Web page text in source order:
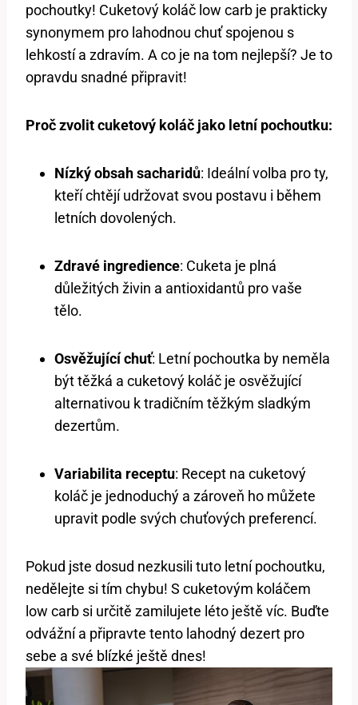
pochoutky! Cuketový koláč low carb je prakticky⁤
synonymem pro lahodnou chuť spojenou s
lehkostí⁣ a zdravím. A co je na tom nejlepší? Je to
opravdu snadné připravit!
Proč zvolit cuketový koláč jako letní pochoutku:
Nízký obsah sacharidů: Ideální volba‌ pro ty,
kteří chtějí udržovat svou postavu⁣ i ‌během
letních dovolených.
Zdravé ingredience: ⁢Cuketa je plná
důležitých živin a antioxidantů pro ​vaše
tělo.
Osvěžující ‍chuť: Letní pochoutka ​by⁣ neměla
být těžká a cuketový koláč⁣ je osvěžující
alternativou k tradičním těžkým sladkým
dezertům.
Variabilita receptu: Recept na cuketový
koláč je jednoduchý a zároveň ho můžete
upravit ⁢podle svých⁤ chuťových preferencí.
Pokud jste ‌dosud nezkusili tuto letní pochoutku,
nedělejte si tím chybu! S cuketovým koláčem
low carb si⁣ určitě zamilujete léto ještě víc. Buďte
⁢odvážní a připravte tento lahodný⁣ dezert pro
sebe a své blízké ještě dnes!